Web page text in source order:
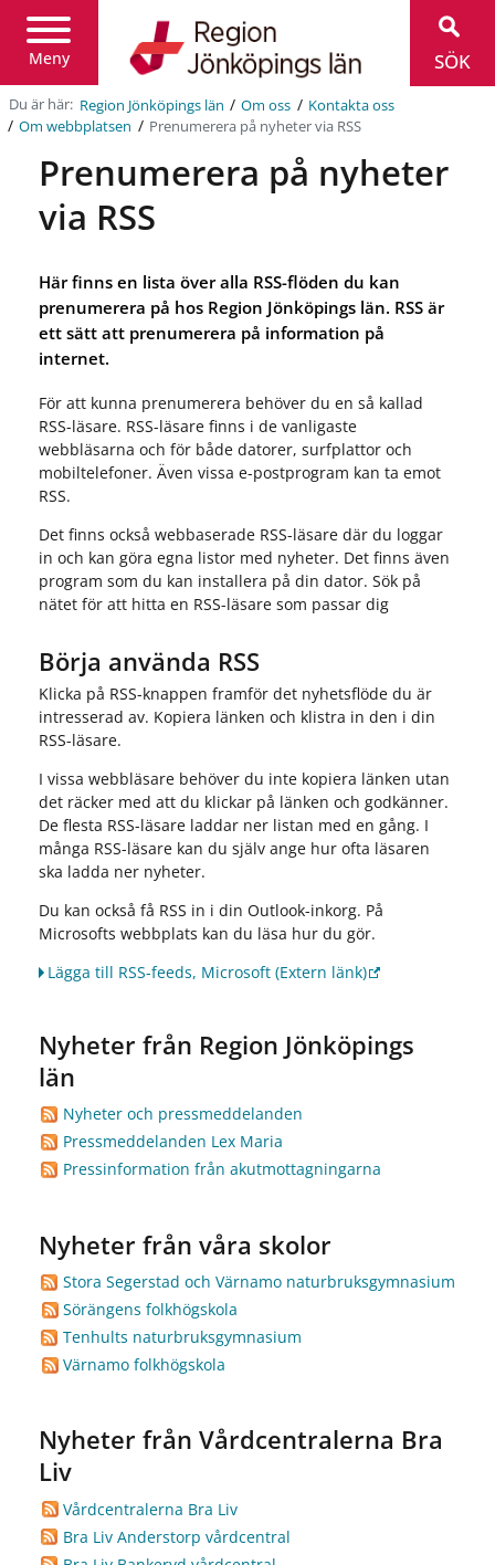
Meny
Jönköpings
län
SÖK
Du är här: Region Jönköpings län / Om oss / Kontakta oss
/ Om webbplatsen / Prenumerera på nyheter via RSS
Prenumerera på nyheter
via RSS
Här finns en lista över alla RSS-flöden du kan
prenumerera på hos Region Jönköpings län. RSS är
ett sätt att prenumerera på information på
internet.
För att kunna prenumerera behöver du en så kallad
RSS-läsare. RSS-läsare finns i de vanligaste
webbläsarna och för både datorer, surfplattor och
mobiltelefoner. Även vissa e-postprogram kan ta emot
RSS.
Det finns också webbaserade RSS-läsare där du loggar
in och kan göra egna listor med nyheter. Det finns även
program som du kan installera på din dator. Sök på
nätet för att hitta en RSS-läsare som passar dig
Börja använda RSS
Klicka på RSS-knappen framför det nyhetsflöde du är
intresserad av. Kopiera länken och klistra in den i din
RSS-läsare.
I vissa webbläsare behöver du inte kopiera länken utan
det räcker med att du klickar på länken och godkänner.
De flesta RSS-läsare laddar ner listan med en gång. I
många RSS-läsare kan du själv ange hur ofta läsaren
ska ladda ner nyheter.
Du kan också få RSS in i din Outlook-inkorg. På
Microsofts webbplats kan du läsa hur du gör.
Lägga till RSS-feeds, Microsoft(Extern länk)
Nyheter från Region Jönköpings
län
Nyheter och pressmeddelanden
Pressmeddelanden Lex Maria
Pressinformation från akutmottagningarna
Nyheter från våra skolor
Stora Segerstad och Värnamo naturbruksgymnasium
Sörängens folkhögskola
Tenhults naturbruksgymnasium
Värnamo folkhögskola
Nyheter från Vårdcentralerna Bra
Liv
Vårdcentralerna Bra Liv
Bra Liv Anderstorp vårdcentral